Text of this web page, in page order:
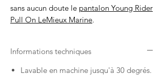
sans aucun doute le pantalon Young Rider
Pull On LeMieux Marine.
Informations techniques
Lavable en machine jusqu'à 30 degrés.